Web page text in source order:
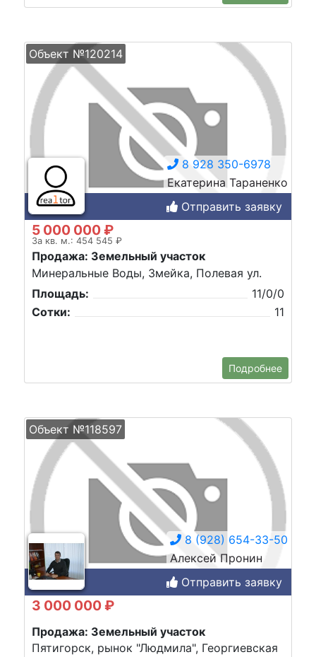
Объект №120214
8 928 350-6978
Екатерина Тараненко
Отправить заявку
5 000 000 ₽
За кв. м.: 454 545 ₽
Продажа: Земельный участок
Минеральные Воды, Змейка, Полевая ул.
Площадь:
11/0/0
Сотки:
11
Подробнее
Объект №118597
8 (928) 654-33-50
Алексей Пронин
Отправить заявку
3 000 000 ₽
Продажа: Земельный участок
Пятигорск, рынок "Людмила", Георгиевская